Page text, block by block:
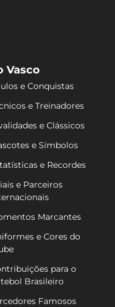
Vasco
e Conquistas
e Treinadores
e Clássicos
e Símbolos
e Recordes
e Parceiros
Marcantes
e Cores do
para o
Brasileiro
Famosos